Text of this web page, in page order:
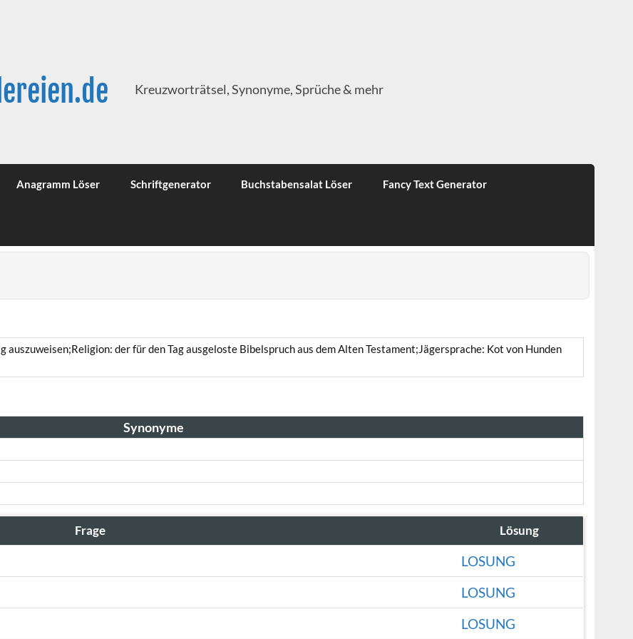
Kreuzworträtsel, Synonyme, Sprüche & mehr
Anagramm Löser Schriftgenerator Buchstabensalat Löser Fancy Text Generator
auszuweisen;Religion: der für den Tag ausgeloste Bibelspruch aus dem Alten Testament;Jägersprache: Kot von Hunden
Synonyme
Frage Lösung
LOSUNG
LOSUNG
LOSUNG